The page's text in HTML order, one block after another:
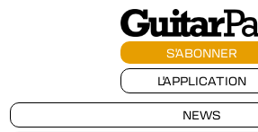
S'ABONNER
L'APPLICATION
NEWS